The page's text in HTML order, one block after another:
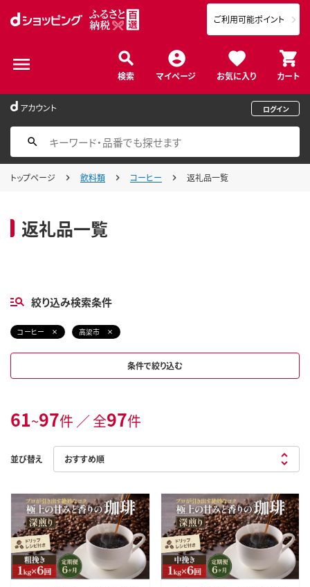
検索 マイページ お気に入り カート
ご利用可能ポイント
アカウント ログイン
トップページ 飲料類 コーヒー 返礼品一覧
返礼品一覧
絞り込み検索条件
コーヒー 高梁市
条件で絞り込む
61~97件 ／ 全97件
並び替え